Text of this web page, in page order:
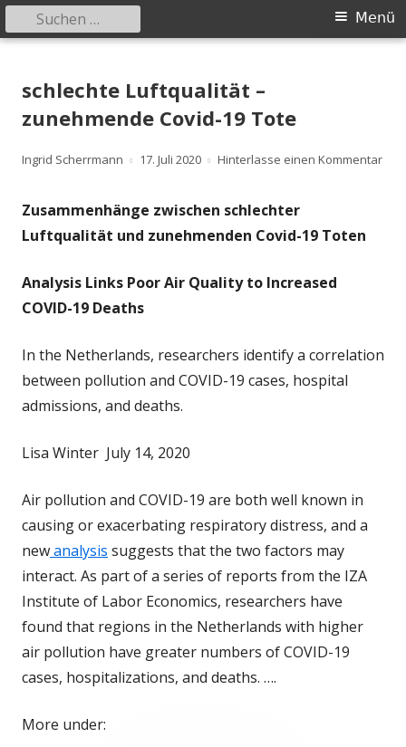
Gesundheit
Primäres
Menü
Suchen
nach:
schlechte Luftqualität –
zunehmende Covid-19 Tote
Autor
Ingrid Scherrmann
Veröffentlicht
17. Juli 2020 Hinterlasse einen Kommentarzu
Zusammenhänge zwischen schlechter
Luftqualität und zunehmenden Covid-19 Toten
Analysis Links Poor Air Quality to Increased
COVID-19 Deaths
In the Netherlands, researchers identify a correlation
between pollution and COVID-19 cases, hospital
admissions, and deaths.
Lisa Winter July 14, 2020
Air pollution and COVID-19 are both well known in
causing or exacerbating respiratory distress, and a
newanalysis suggests that the two factors may
interact. As part of a series of reports from the IZA
Institute of Labor Economics, researchers have
found that regions in the Netherlands with higher
air pollution have greater numbers of COVID-19
cases, hospitalizations, and deaths. ….
More under: